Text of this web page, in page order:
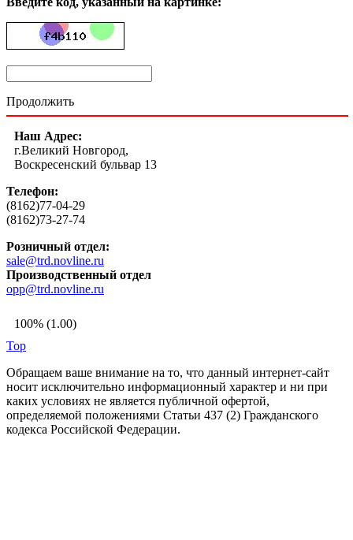
Продолжить
Наш Адрес:
г.Великий Новгород,
Воскресенский бульвар 13
Телефон:
(8162)77-04-29
(8162)73-27-74
Розничный отдел:
sale@trd.novline.ru
Производственный отдел
opp@trd.novline.ru
100% (1.00)
Top
Обращаем ваше внимание на то, что данный интернет-сайт
носит исключительно информационный характер и ни при
каких условиях не является публичной офертой,
определяемой положениями Статьи 437 (2) Гражданского
кодекса Российской Федерации.